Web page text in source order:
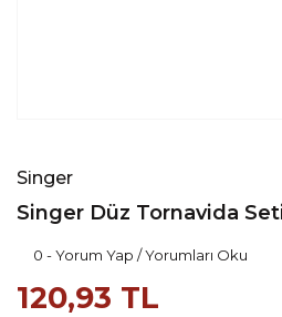
Singer
Singer Düz Tornavida
0 - Yorum Yap / Yorumları Oku
120,93 TL